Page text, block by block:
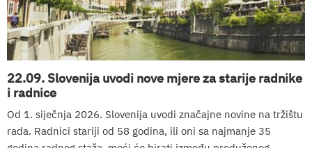
22.09. Slovenija uvodi nove mjere za starije radnike
i radnice
Od 1. siječnja 2026. Slovenija uvodi značajne novine na tržištu
rada. Radnici stariji od 58 godina, ili oni sa najmanje 35